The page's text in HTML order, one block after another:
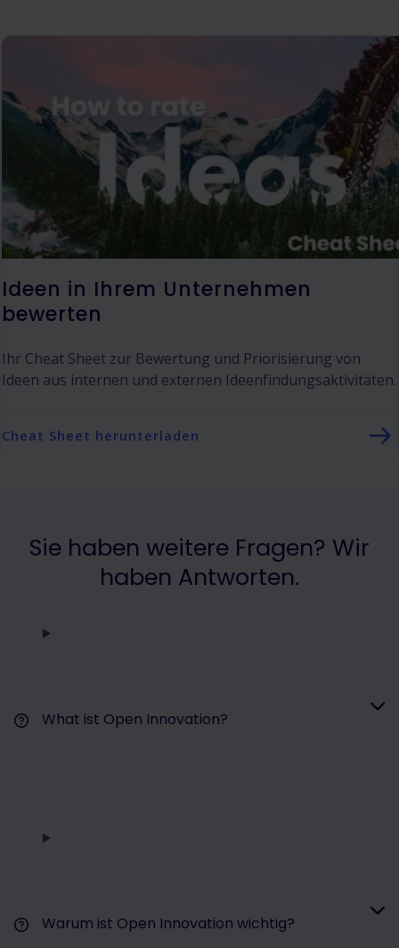
Ideen in Ihrem Unternehmen
bewerten
Ihr Cheat Sheet zur Bewertung und Priorisierung von
Ideen aus internen und externen Ideenfindungsaktivitäten.
Cheat Sheet herunterladen
Sie haben weitere Fragen? Wir
haben Antworten.
What ist Open Innovation?
Warum ist Open Innovation wichtig?